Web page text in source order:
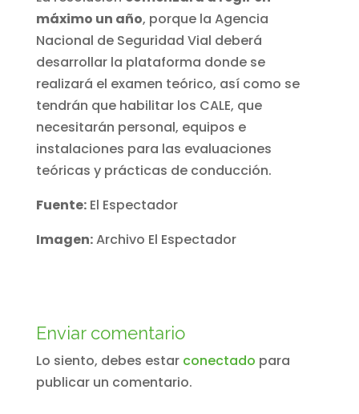
máximo un año, porque la Agencia
Nacional de Seguridad Vial deberá
desarrollar la plataforma donde se
realizará el examen teórico, así como se
tendrán que habilitar los CALE, que
necesitarán personal, equipos e
instalaciones para las evaluaciones
teóricas y prácticas de conducción.
Fuente:El Espectador
Imagen:Archivo El Espectador
Enviar comentario
Lo siento, debes estar conectado para
publicar un comentario.